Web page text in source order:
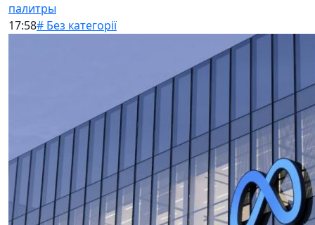
палитры
17:58# Без категорії